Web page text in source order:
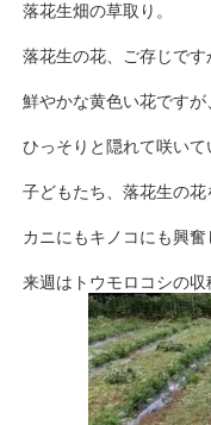
落花生畑の草取り。
落花生の花、ご存じです
鮮やかな黄色い花ですが
ひっそりと隠れて咲いて
子どもたち、落花生の
カニにもキノコにも興奮
来週はトウモロコシの収